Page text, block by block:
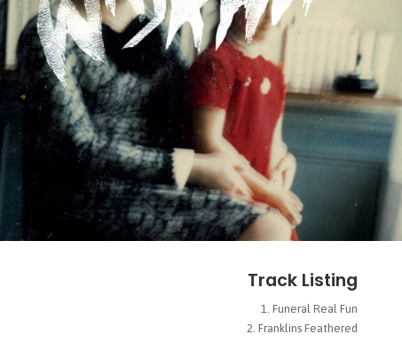
Track Listing
Funeral Real Fun
Franklins Feathered